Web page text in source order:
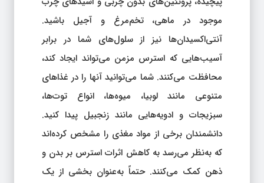
موجود در ماهی، تخم‌مرغ و آجیل باشید.
آنتی‌اکسیدان‌ها نیز از سلول‌های شما در برابر
آسیب‌هایی که استرس مزمن می‌تواند ایجاد کند،
محافظت می‌کنند. شما می‌توانید آنها را در غذاهای
متنوعی مانند لوبیا، میوه‌ها، انواع توت‌ها،
سبزیجات و ادویه‌هایی مانند زنجبیل پیدا کنید.
دانشمندان برخی از مواد مغذی را مشخص کرده‌اند
که به‌نظر می‌رسد به کاهش اثرات استرس بر بدن و
ذهن کمک می‌کنند. حتماً به‌عنوان بخشی از یک